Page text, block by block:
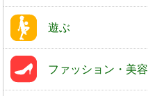
遊ぶ
ファッション・美容